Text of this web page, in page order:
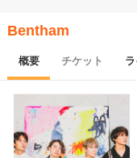
Bentham
概要 チケット